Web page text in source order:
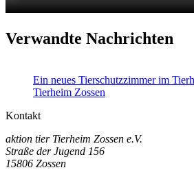
Verwandte Nachrichten
Ein neues Tierschutzzimmer im
Tierheim Zossen
Kontakt
aktion tier Tierheim Zossen e.V.
Straße der Jugend 156
15806 Zossen